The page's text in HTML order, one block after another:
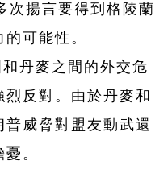
次揚言要得到格陵蘭
可能性。
丹麥之間的外交危
反對。由於丹麥和
威脅對盟友動武還
。